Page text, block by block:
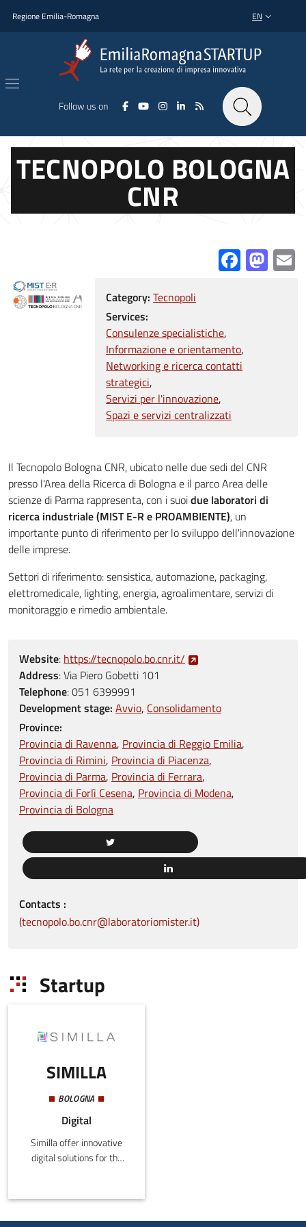
Regione Emilia-Romagna LANGUAGE
EN
Follow us on
TECNOPOLO BOLOGNA
CNR
Category:Tecnopoli
Services:
Consulenze specialistiche
Informazione e orientamento
Networking e ricerca contatti
strategici
Servizi per l'innovazione
Spazi e servizi centralizzati
Il Tecnopolo Bologna CNR, ubicato nelle due sedi del CNR
presso l'Area della Ricerca di Bologna e il parco Area delle
scienze di Parma rappresenta, con i suoidue laboratori di
ricerca industriale (MIST E-R e PROAMBIENTE), un
importante punto di riferimento per lo sviluppo dell'innovazione
delle imprese.
Settori di riferimento: sensistica, automazione, packaging,
elettromedicale, lighting, energia, agroalimentare, servizi di
monitoraggio e rimedio ambientale.
Website: https://tecnopolo.bo.cnr.it/
Address:Via Piero Gobetti 101
Telephone:051 6399991
Development stage: Avvio Consolidamento
Province:
Provincia di Ravenna Provincia di Reggio Emilia
Provincia di Rimini Provincia di Piacenza
Provincia di Parma Provincia di Ferrara
Provincia di Forlì Cesena Provincia di Modena
Provincia di Bologna
Contacts
tecnopolo.bo.cnr@laboratoriomister.it
Startup
SIMILLA
BOLOGNA
Digital
Similla offer innovative
digital solutions for the
applications.Similla
integrates virtual models,